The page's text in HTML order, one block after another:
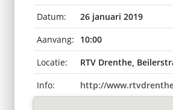
Datum:
26 januari 2019
Aanvang:
10:00
Locatie:
RTV Drenthe,
Info:
http://